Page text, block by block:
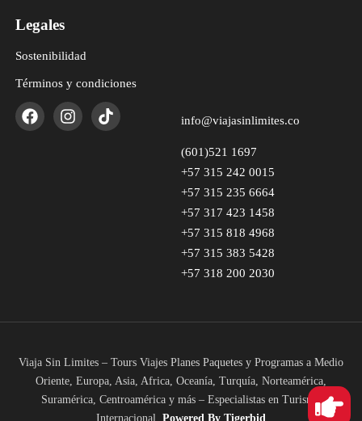
Legales
Sostenibilidad
Términos y condiciones
info@viajasinlimites.co
(601)521 1697
+57 315 242 0015
+57 315 235 6664
+57 317 423 1458
+57 315 818 4968
+57 315 383 5428
+57 318 200 2030
Viaja Sin Limites – Tours Viajes Planes Paquetes y Programas a Medio
Oriente, Europa, Asia, Africa, Oceanía, Turquía, Norteamérica,
Suramérica, Centroamérica y más – Especialistas en Turismo
Internacional. Powered By Tigerbid